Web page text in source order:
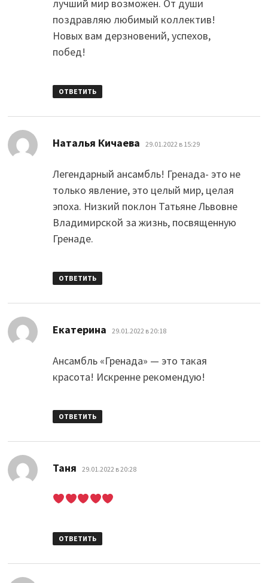
лучший мир возможен. От души
поздравляю любимый коллектив!
Новых вам дерзновений, успехов,
побед!
ОТВЕТИТЬ
Наталья Кичаева 29.01.2022 в 15:29
Легендарный ансамбль! Гренада- это не
только явление, это целый мир, целая
эпоха. Низкий поклон Татьяне Львовне
Владимирской за жизнь, посвященную
Гренаде.
ОТВЕТИТЬ
Екатерина 29.01.2022 в 20:18
Ансамбль «Гренада» — это такая
красота! Искренне рекомендую!
ОТВЕТИТЬ
Таня 29.01.2022 в 20:28
ОТВЕТИТЬ